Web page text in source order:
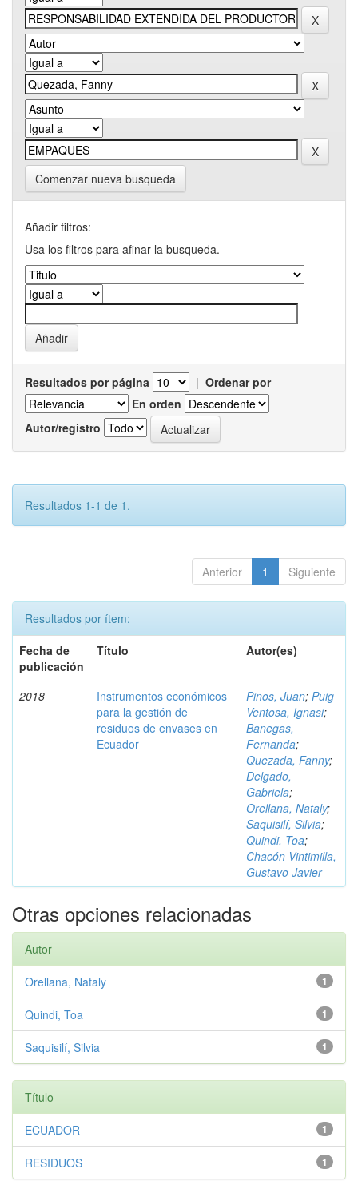
Comenzar nueva busqueda
Añadir filtros:
Usa los filtros para afinar la busqueda.
Resultados por página | Ordenar por
En orden
Autor/registro
Resultados 1-1 de 1.
Anterior 1 Siguiente
Resultados por ítem:
Fecha de
publicación
Título Autor(es)
2018
Instrumentos económicos
para la gestión de
residuos de envases en
Ecuador
Pinos, Juan; Puig
Ventosa, Ignasi;
Banegas,
Fernanda;
Quezada, Fanny;
Delgado,
Gabriela;
Orellana, Nataly;
Saquisilí, Silvia;
Quindi, Toa;
Chacón Vintimilla,
Gustavo Javier
Otras opciones relacionadas
Autor
1
Orellana, Nataly
1
Quindi, Toa
1
Saquisilí, Silvia
Título
1
ECUADOR
1
RESIDUOS